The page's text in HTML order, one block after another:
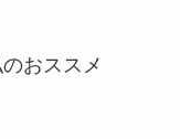
おススメ